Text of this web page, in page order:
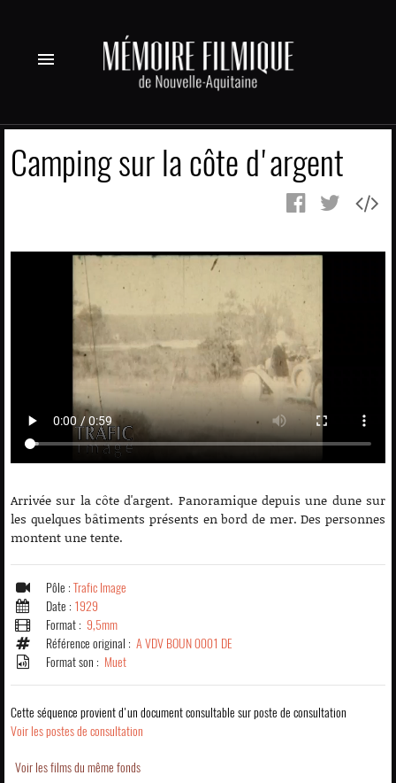
menu
Camping sur la côte d'argent
Arrivée sur la côte d'argent. Panoramique depuis une dune sur
les quelques bâtiments présents en bord de mer. Des personnes
montent une tente.
Pôle : Trafic Image
Date : 1929
Format : 9,5mm
Référence original : A VDV BOUN 0001 DE
Format son : Muet
Cette séquence provient d'un document consultable sur poste de consultation
Voir les postes de consultation
Voir les films du même fonds